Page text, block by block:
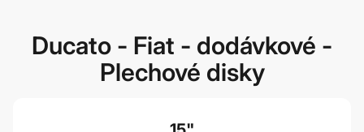
Ducato - Fiat - dodávkové -
Plechové disky